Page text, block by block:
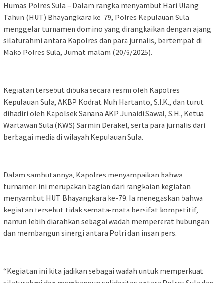
Humas Polres Sula – Dalam rangka menyambut Hari Ulang
Tahun (HUT) Bhayangkara ke-79, Polres Kepulauan Sula
menggelar turnamen domino yang dirangkaikan dengan ajang
silaturahmi antara Kapolres dan para jurnalis, bertempat di
Mako Polres Sula, Jumat malam (20/6/2025).
Kegiatan tersebut dibuka secara resmi oleh Kapolres
Kepulauan Sula, AKBP Kodrat Muh Hartanto, S.I.K., dan turut
dihadiri oleh Kapolsek Sanana AKP Junaidi Sawal, S.H., Ketua
Wartawan Sula (KWS) Sarmin Derakel, serta para jurnalis dari
berbagai media di wilayah Kepulauan Sula.
Dalam sambutannya, Kapolres menyampaikan bahwa
turnamen ini merupakan bagian dari rangkaian kegiatan
menyambut HUT Bhayangkara ke-79. Ia menegaskan bahwa
kegiatan tersebut tidak semata-mata bersifat kompetitif,
namun lebih diarahkan sebagai wadah mempererat hubungan
dan membangun sinergi antara Polri dan insan pers.
“Kegiatan ini kita jadikan sebagai wadah untuk memperkuat